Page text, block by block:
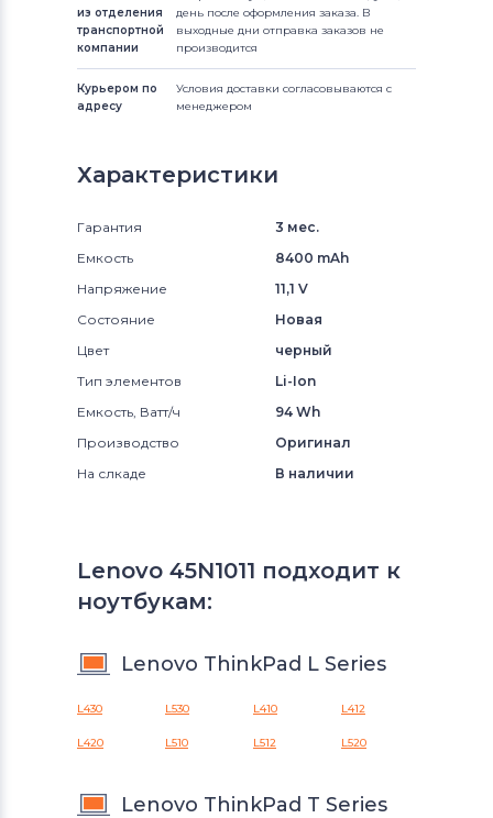
из отделения
транспортной
компании
день после оформления заказа. В
выходные дни отправка заказов не
производится
Курьером по
адресу
Условия доставки согласовываются с
менеджером
Характеристики
Гарантия
3 мес.
Емкость
8400 mAh
Напряжение
11,1 V
Состояние
Новая
Цвет
черный
Тип элементов
Li-Ion
Емкость, Ватт/ч
94 Wh
Производство
Оригинал
На слкаде
В наличии
Lenovo 45N1011 подходит к
ноутбукам:
Lenovo ThinkPad L Series
L430 L530 L410 L412
L420 L510 L512 L520
Lenovo ThinkPad T Series